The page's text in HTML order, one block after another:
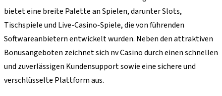
bietet eine breite Palette an Spielen, darunter Slots,
Tischspiele und Live-Casino-Spiele, die von führenden
Softwareanbietern entwickelt wurden. Neben den attraktiven
Bonusangeboten zeichnet sich nv Casino durch einen schnellen
und zuverlässigen Kundensupport sowie eine sichere und
verschlüsselte Plattform aus.